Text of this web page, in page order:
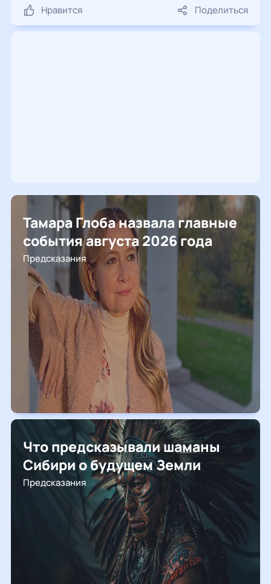
Нравится Поделиться
Тамара Глоба назвала главные
события августа 2026 года
Предсказания
Что предсказывали шаманы
Сибири о будущем Земли
Предсказания